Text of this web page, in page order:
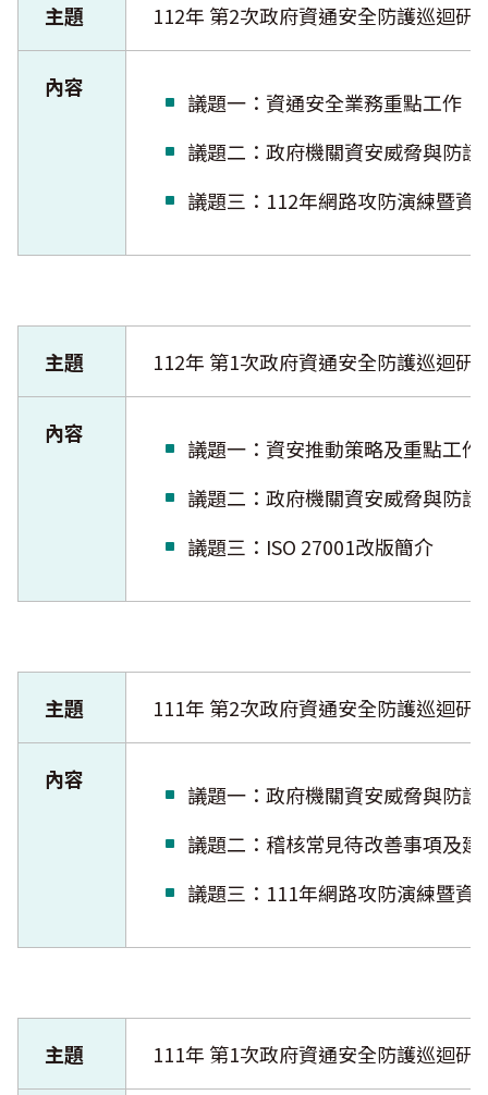
主題 112年 第2次政府資通安全防護巡迴研
內容
議題一：資通安全業務重點工
議題二：政府機關資安威脅與
議題三：112年網路攻防演練
主題 112年 第1次政府資通安全防護巡迴研
內容
議題一：資安推動策略及重點
議題二：政府機關資安威脅與
議題三：ISO 27001改版簡介
主題 111年 第2次政府資通安全防護巡迴研
內容
議題一：政府機關資安威脅與
議題二：稽核常見待改善事項
議題三：111年網路攻防演練
主題 111年 第1次政府資通安全防護巡迴研